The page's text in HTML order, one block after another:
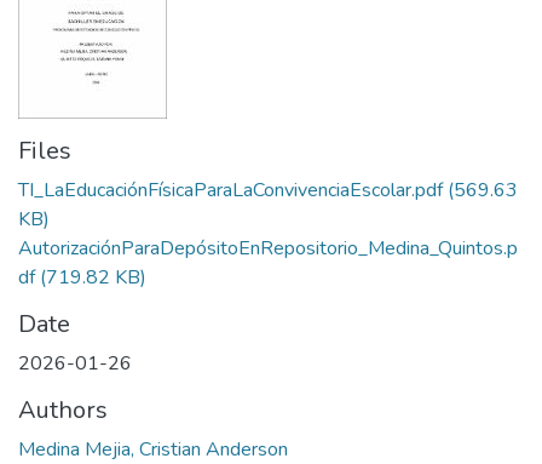
Files
TI_LaEducaciónFísicaParaLaConvivenciaEscolar.pdf(569.63
KB)
AutorizaciónParaDepósitoEnRepositorio_Medina_Quintos.p
df(719.82 KB)
Date
2026-01-26
Authors
Medina Mejia, Cristian Anderson